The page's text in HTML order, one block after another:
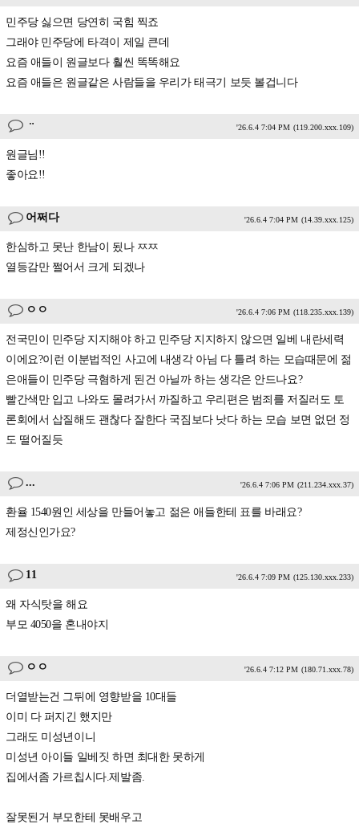
민주당 싫으면 당연히 국힘 찍죠
그래야 민주당에 타격이 제일 큰데
요즘 애들이 원글보다 훨씬 똑똑해요
요즘 애들은 원글같은 사람들을 우리가 태극기 보듯 볼겁니다
ᆢ '26.6.4 7:04 PM (119.200.xxx.109)
원글님!!
좋아요!!
어쩌다 '26.6.4 7:04 PM (14.39.xxx.125)
한심하고 못난 한남이 됬나 ㅉㅉ
열등감만 쩔어서 크게 되겠나
ㅇㅇ '26.6.4 7:06 PM (118.235.xxx.139)
전국민이 민주당 지지해야 하고 민주당 지지하지 않으면 일베 내란세력
이에요?이런 이분법적인 사고에 내생각 아님 다 틀려 하는 모습때문에 젊
은애들이 민주당 극혐하게 된건 아닐까 하는 생각은 안드나요?
빨간색만 입고 나와도 몰려가서 까질하고 우리편은 범죄를 저질러도 토
론회에서 삽질해도 괜찮다 잘한다 국짐보다 낫다 하는 모습 보면 없던 정
도 떨어질듯
... '26.6.4 7:06 PM (211.234.xxx.37)
환율 1540원인 세상을 만들어놓고 젊은 애들한테 표를 바래요?
제정신인가요?
11 '26.6.4 7:09 PM (125.130.xxx.233)
왜 자식탓을 해요
부모 4050을 혼내야지
ㅇㅇ '26.6.4 7:12 PM (180.71.xxx.78)
더열받는건 그뒤에 영향받을 10대들
이미 다 퍼지긴 했지만
그래도 미성년이니
미성년 아이들 일베짓 하면 최대한 못하게
집에서좀 가르칩시다.제발좀.
잘못된거 부모한테 못배우고